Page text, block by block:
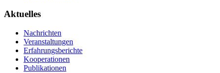
Aktuelles
Nachrichten
Veranstaltungen
Erfahrungsberichte
Kooperationen
Publikationen